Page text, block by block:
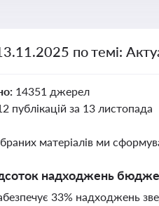
по темі:
14351 джерел
публікацій за 13 листопада
матеріалів ми
надходжень
33% надходжень